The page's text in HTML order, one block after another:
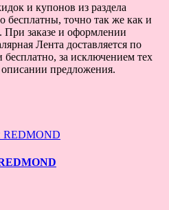
и купонов из раздела
бесплатны, точно так же как и
При заказе и оформлении
Лента доставляется по
за исключением тех
описании предложения.